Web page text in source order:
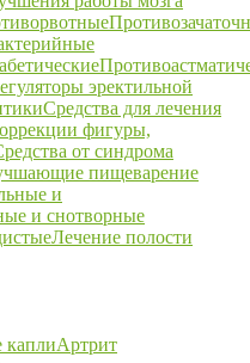
эректильной
Средства для лечения
фигуры,
от синдрома
пищеварение
и
и снотворные
Лечение полости
Артрит